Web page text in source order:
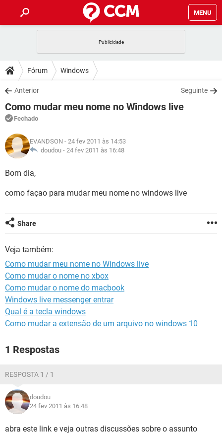
MENU
CELULAR
OUTLOOK
INSTAGRAM GMAIL
GUIA DE COMPRAS
DICAS
JOGOS
OUTLOOK
INSTAGRAM
GUIA DE COMPRAS
DOWNLOADS
JOGOS WHATSAPP
CELULAR
OUTLOOK EXCEL
INSTAGRAM
GUIA DE COMPRAS
FÓRUM
JOGOS
CELULAR FACEBOOK
GLOSSÁRIO
JOGOS
CELULAR
OUTLOOK EXCEL
GUIA DE COMPRAS
Fórum Windows
Anterior Seguinte
Como mudar meu nome no Windows live
Fechado
EVANDSON - 24 fev 2011 às 14:53
doudou - 24 fev 2011 às 16:48
Bom dia,
como façao para mudar meu nome no windows live
Share
Veja também:
Como mudar meu nome no Windows live
Como mudar o nome no xbox
Como mudar o nome do macbook
Windows live messenger entrar
Qual é a tecla windows
Como mudar a extensão de um arquivo no windows 10
1 Respostas
RESPOSTA 1 / 1
doudou
24 fev 2011 às 16:48
abra este link e veja outras discussões sobre o assunto